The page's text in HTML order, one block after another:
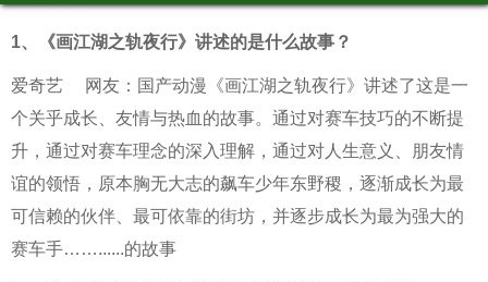
1、 《画江湖之轨夜行》讲述的是什么故事？
爱奇艺
网友：国产动漫《画江湖之轨夜行》讲述了这是一
个关乎成长、友情与热血的故事。通过对赛车技巧的不断提
升，通过对赛车理念的深入理解，通过对人生意义、朋友情
谊的领悟，原本胸无大志的飙车少年东野稷，逐渐成长为最
可信赖的伙伴、最可依靠的街坊，并逐步成长为最为强大的
赛车手……......的故事